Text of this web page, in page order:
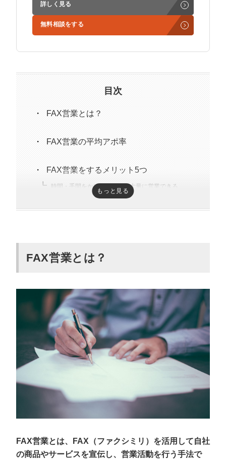
学生時代からに代表岩野の社長秘書として活動。現在は
3社の事業責任者も務めており、Webマーケティングと
精鋭された営業フリーランスが30名ほどを牽引。
趣味はキックボクシング。アマチュアの戦績は2戦0勝2
詳しく見る
無料相談をする
目次
FAX営業とは？
FAX営業の平均アポ率
FAX営業をするメリット5つ
時間・手間をかけずに一度に大量に営業できる
タイトル・キャッチコピーにこだわる
丁寧でわかりやすい商品・サービス説明を心がける
次のアクションを明確にする
FAX営業を行う際の注意点！営業時間外に
送るのはNG
クレームがあった企業には送らない
リスト管理を徹底する
もっと見る
FAX営業とは？
FAX営業とは、FAX（ファクシミリ）を活用して自社
の商品やサービスを宣伝し、営業活動を行う手法で